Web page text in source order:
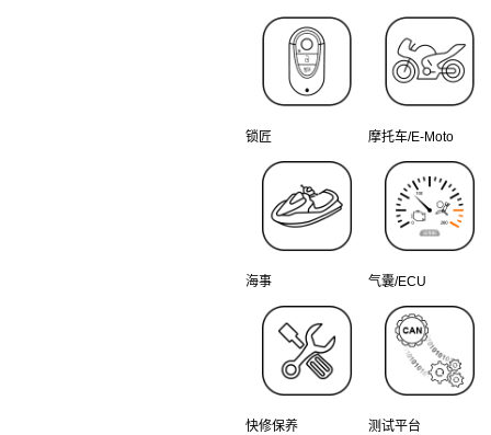
锁匠 摩托车/E-Moto
海事 气囊/ECU
快修保养 测试平台